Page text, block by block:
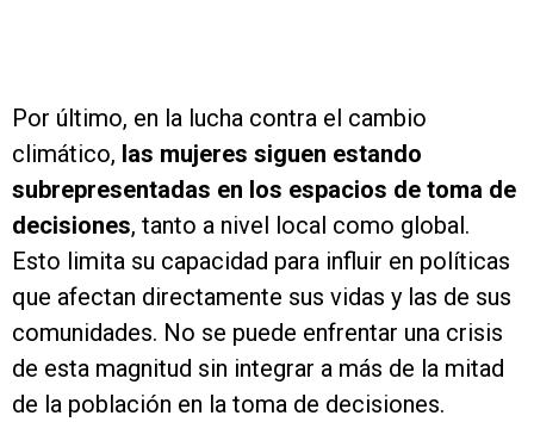
Por último, en la lucha contra el cambio
climático, las mujeres siguen estando
subrepresentadas en los espacios de toma de
decisiones, tanto a nivel local como global.
Esto limita su capacidad para influir en políticas
que afectan directamente sus vidas y las de sus
comunidades. No se puede enfrentar una crisis
de esta magnitud sin integrar a más de la mitad
de la población en la toma de decisiones.